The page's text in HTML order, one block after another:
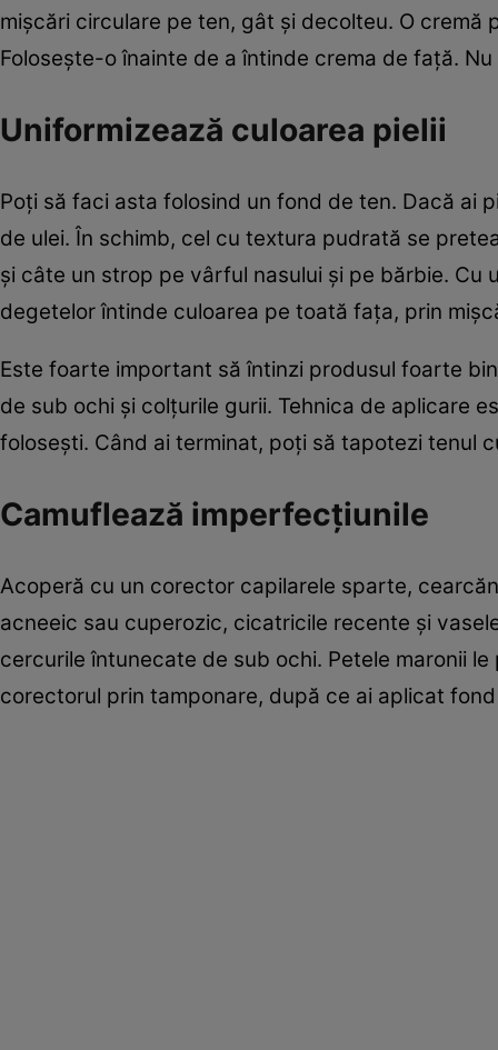
mişcări circulare pe ten, gât şi decolteu. O cremă
Foloseşte-o înainte de a întinde crema de faţă.
Uniformizează culoarea pielii
Poţi să faci asta folosind un fond de ten. Dacă ai
de ulei. În schimb, cel cu textura pudrată se
şi câte un strop pe vârful nasului şi pe bărbie. Cu
degetelor întinde culoarea pe toată faţa, prin
Este foarte important să întinzi produsul foarte
de sub ochi şi colţurile gurii. Tehnica de aplicare
foloseşti. Când ai terminat, poţi să tapotezi tenul
Camuflează imperfecţiunile
Acoperă cu un corector capilarele sparte,
acneeic sau cuperozic, cicatricile recente şi
cercurile întunecate de sub ochi. Petele maronii
corectorul prin tamponare, după ce ai aplicat